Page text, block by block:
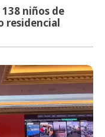
niños de
residencial